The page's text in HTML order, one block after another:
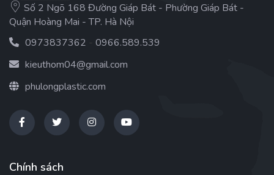
Số 2 Ngõ 168 Đường Giáp Bát - Phường Giáp Bát -
Quận Hoàng Mai - TP. Hà Nội
0973837362 - 0966.589.539
kieuthom04@gmail.com
phulongplastic.com
Chính sách